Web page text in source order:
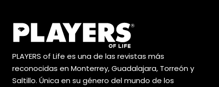
PLAYERS of Life es una de las revistas más
reconocidas en Monterrey, Guadalajara, Torreón y
Saltillo. Única en su género del mundo de los